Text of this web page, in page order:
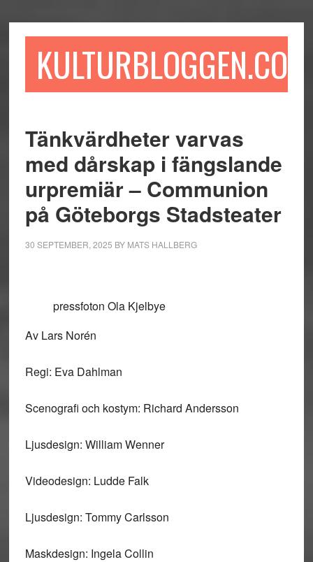
till
till
sidofältet
till
KULTURBLOGGEN.COM
Tänkvärdheter varvas
med dårskap i fängslande
urpremiär – Communion
på Göteborgs Stadsteater
30 SEPTEMBER, 2025 BY MATS HALLBERG
pressfoton Ola Kjelbye
Av Lars Norén
Regi: Eva Dahlman
Scenografi och kostym: Richard Andersson
Ljusdesign: William Wenner
Videodesign: Ludde Falk
Ljusdesign: Tommy Carlsson
Maskdesign: Ingela Collin